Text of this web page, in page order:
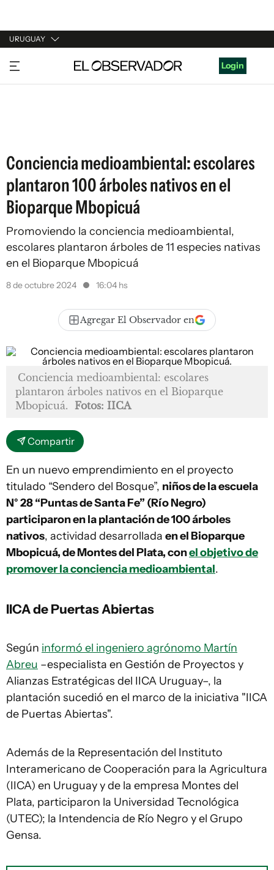
URUGUAY
URUGUAY
ARGENTINA
Login
Conciencia medioambiental: escolares
plantaron 100 árboles nativos en el
Bioparque Mbopicuá
Promoviendo la conciencia medioambiental,
escolares plantaron árboles de 11 especies nativas
en el Bioparque Mbopicuá
8 de octubre 2024 16:04 hs
Agregar El Observador en
Conciencia medioambiental: escolares
plantaron árboles nativos en el Bioparque
Mbopicuá. Fotos: IICA
Compartir
En un nuevo emprendimiento en el proyecto
titulado “Sendero del Bosque”, niños de la escuela
N° 28 “Puntas de Santa Fe” (Río Negro)
participaron en la plantación de 100 árboles
nativos, actividad desarrollada en el Bioparque
Mbopicuá, de Montes del Plata, conel objetivo de
promover la conciencia medioambiental.
IICA de Puertas Abiertas
Según informó el ingeniero agrónomo Martín
Abreu –especialista en Gestión de Proyectos y
Alianzas Estratégicas del IICA Uruguay–, la
plantación sucedió en el marco de la iniciativa "IICA
de Puertas Abiertas".
Además de la Representación del Instituto
Interamericano de Cooperación para la Agricultura
(IICA) en Uruguay y de la empresa Montes del
Plata, participaron la Universidad Tecnológica
(UTEC); la Intendencia de Río Negro y el Grupo
Gensa.